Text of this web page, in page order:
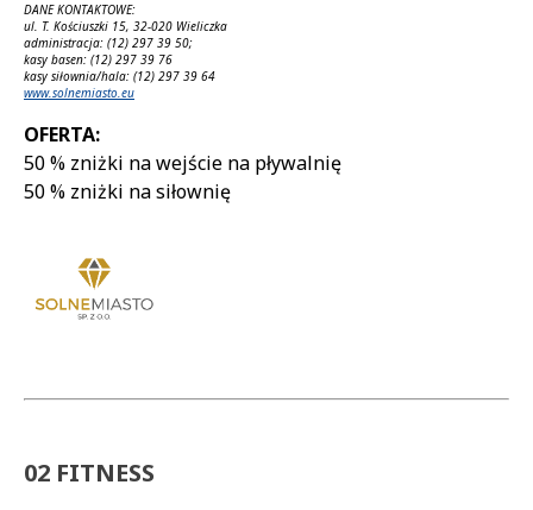
DANE KONTAKTOWE:
ul. T. Kościuszki 15, 32-020 Wieliczka
administracja: (12) 297 39 50;
kasy basen: (12) 297 39 76
kasy siłownia/hala: (12) 297 39 64
www.solnemiasto.eu
OFERTA:
50 % zniżki na wejście na pływalnię
50 % zniżki na siłownię
02 FITNESS